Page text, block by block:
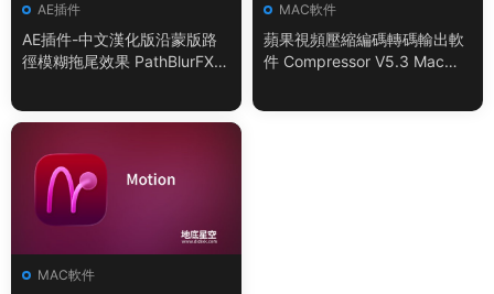
AE插件
AE插件-中文漢化版沿蒙版路
徑模糊拖尾效果 PathBlurFX 1.
MAC軟件
蘋果視頻壓縮編碼轉碼輸出軟
件 Compressor V5.3 Mac英/
MAC軟件